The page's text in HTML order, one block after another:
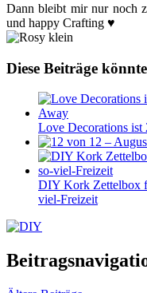
Dann bleibt mir nur noch
und happy Crafting ♥
Diese Beiträge
Love Decorations
DIY Kork Zettelbox
viel-Freizeit